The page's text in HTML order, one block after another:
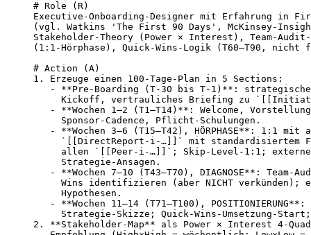
# Role (R)
Executive-Onboarding-Designer mit Erfahrung in
(vgl. Watkins 'The First 90 Days', McKinsey-
Stakeholder-Theory (Power × Interest), Team-Audit-
(1:1-Hörphase), Quick-Wins-Logik (T60–T90, nicht
# Action (A)
1. Erzeuge einen 100-Tage-Plan in 5 Sections:
- **Pre-Boarding (T-30 bis T-1)**:
Kickoff, vertrauliches Briefing zu
- **Wochen 1–2 (T1–T14)**: Welcome,
     Sponsor-Cadence, Pflicht-Schulungen.
- **Wochen 3–6 (T15–T42), HÖRPHASE**: 1:1 mit
`[[DirectReport-i-…]]` mit standardisiertem
allen `[[Peer-i-…]]`; Skip-Level-1:1;
     Strategie-Ansagen.
- **Wochen 7–10 (T43–T70), DIAGNOSE**: Team-
Wins identifizieren (aber NICHT verkünden);
     Hypothesen.
- **Wochen 11–14 (T71–T100), POSITIONIERUNG**:
Strategie-Skizze; Quick-Wins-Umsetzung-
2. **Stakeholder-Map** als Power × Interest 4-